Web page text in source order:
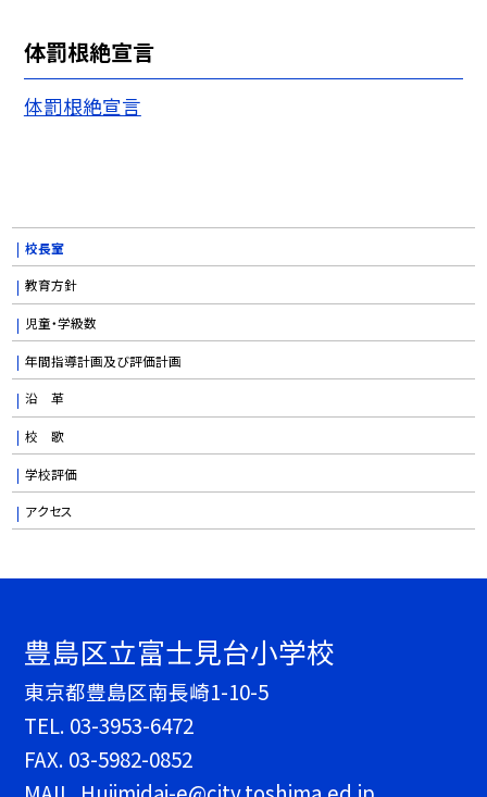
体罰根絶宣言
体罰根絶宣言
校長室
教育方針
児童・学級数
年間指導計画及び評価計画
沿 革
校 歌
学校評価
アクセス
豊島区立富士見台小学校
東京都豊島区南長崎1-10-5
TEL. 03-3953-6472
FAX. 03-5982-0852